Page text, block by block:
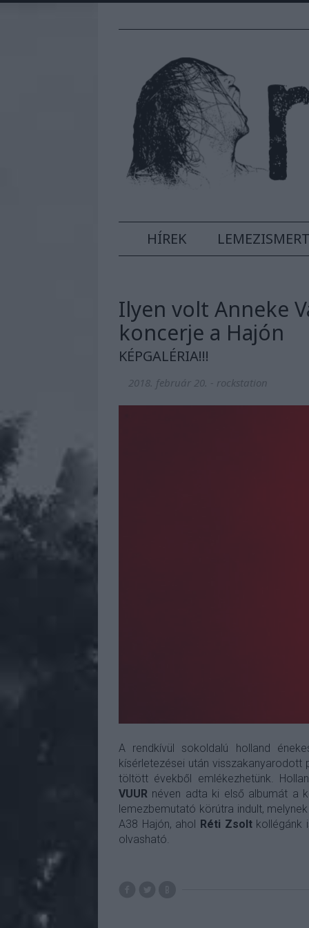
HÍREK
Ilyen volt Anneke
koncerje a Hajón
KÉPGALÉRIA!!!
2018. február 20. - rockstation
A rendkívül sokoldalú holland
kísérletezései után visszakanyarodott
töltött évekből emlékezhetünk.
VUUR néven adta ki első albumát a
lemezbemutató körútra indult,
A38 Hajón, ahol
Réti Zsoltkollégánk
olvasható.